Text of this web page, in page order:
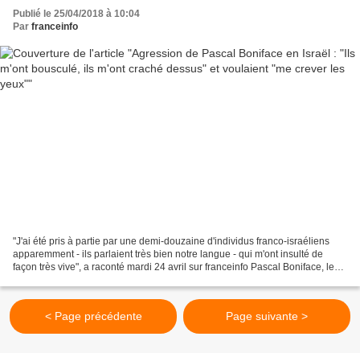
Publié le 25/04/2018 à 10:04
Par franceinfo
"J'ai été pris à partie par une demi-douzaine d'individus franco-israéliens
apparemment - ils parlaient très bien notre langue - qui m'ont insulté de
façon très vive", a raconté mardi 24 avril sur franceinfo Pascal Boniface, le
< Page précédente Page suivante >